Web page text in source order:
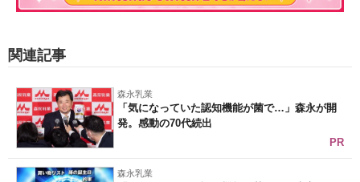
関連記事
森永乳業
「気になっていた認知機能が菌で…」森永が開
発。感動の70代続出
PR
森永乳業